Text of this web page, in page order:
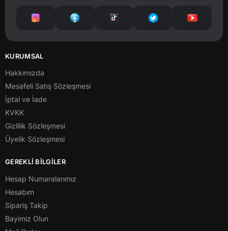
KURUMSAL
Hakkımızda
Mesafeli Satış Sözleşmesi
İptal ve İade
KVKK
Gizlilik Sözleşmesi
Üyelik Sözleşmesi
GEREKLİ BİLGİLER
Hesap Numaralarımız
Hesabım
Sipariş Takip
Bayimiz Olun